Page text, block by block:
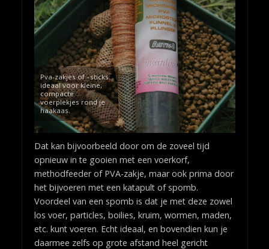
Pva-zakjes of –sticks:
ideaal voor kleine,
compacte
voerplekjes rond je
haakaas.
Dat kan bijvoorbeeld door om de zoveel tijd
opnieuw in te gooien met een voerkorf,
methodfeeder of PVA-zakje, maar ook prima door
het bijvoeren met een katapult of spomb.
Voordeel van een spomb is dat je met deze zowel
los voer, particles, boilies, kruim, wormen, maden,
etc. kunt voeren. Echt ideaal, en bovendien kun je
daarmee zelfs op grote afstand heel gericht